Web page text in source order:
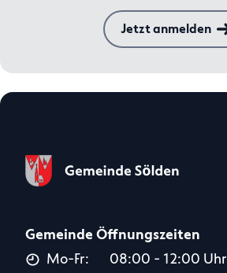
Jetzt anmelden
Gemeinde Öffnungszeiten
Mo-Fr:
08:00 - 12:00 Uhr